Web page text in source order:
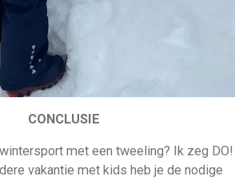
CONCLUSIE
met een tweeling? Ik zeg DO!
vakantie met kids heb je de nodige